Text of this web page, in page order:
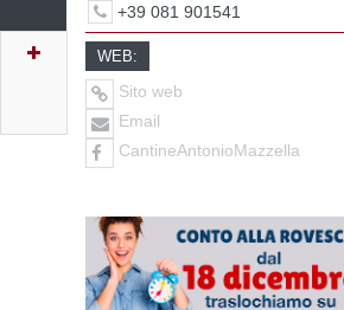
+39 081 901541
WEB:
Sito web
Email
CantineAntonioMazzella